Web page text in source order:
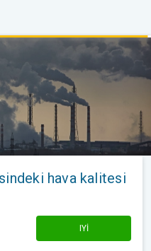
hava kalitesi
IYI